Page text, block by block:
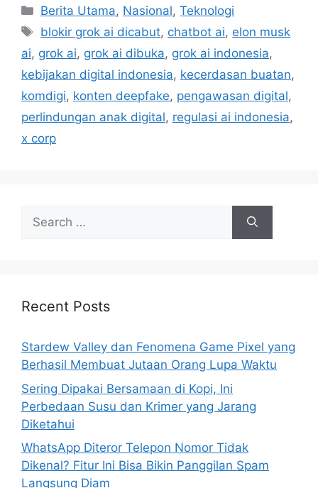
C
a
e
g
o
r
i
Berita Utama, Nasional,Teknologi
T
a
g
s
blokir grok ai dicabut, chatbot ai, elon musk
ai, grok ai, grok ai dibuka, grok ai indonesia,
kebijakan digital indonesia, kecerdasan buatan,
komdigi, konten deepfake, pengawasan digital,
perlindungan anak digital, regulasi ai indonesia,
x corp
h
r
:
Recent Posts
Stardew Valley dan Fenomena Game Pixel yang
Berhasil Membuat Jutaan Orang Lupa Waktu
Sering Dipakai Bersamaan di Kopi, Ini
Perbedaan Susu dan Krimer yang Jarang
Diketahui
WhatsApp Diteror Telepon Nomor Tidak
Dikenal? Fitur Ini Bisa Bikin Panggilan Spam
Langsung Diam